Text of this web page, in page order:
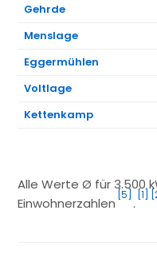
Gehrde
Menslage
Eggermühlen
Voltlage
Kettenkamp
Alle Werte Ø für 3.500
Einwohnerzahlen
[5]
.
[1]